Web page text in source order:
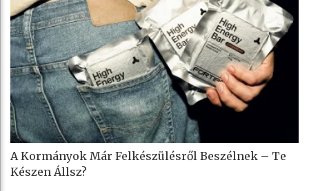
A Kormányok Már Felkészülésről Beszélnek – Te
Készen Állsz?